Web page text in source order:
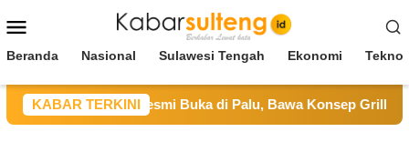
ke
Mobile
Beranda Nasional Sulawesi Tengah Ekonomi
KABAR TERKINI
Restaurant Resmi Buka di Palu, Bawa Konsep Grill dan